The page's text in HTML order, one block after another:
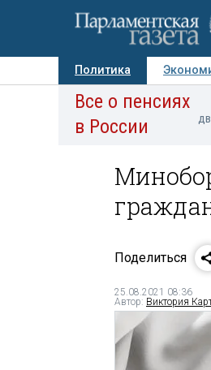
Политика
Авторы Персоны
Все о пенсиях
в России
Поделиться
25.08.2021 08:36
Автор: Виктория